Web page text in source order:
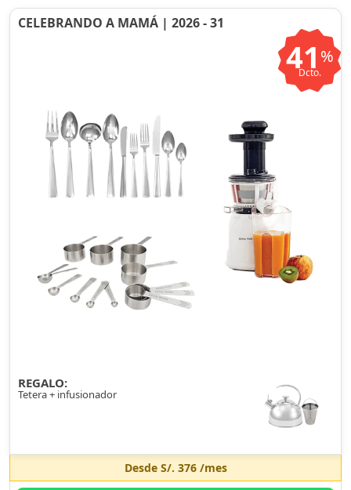
CELEBRANDO A MAMÁ | 2026 - 31
41 %
Dcto.
REGALO:
Tetera + infusionador
Desde S/. 376/mes